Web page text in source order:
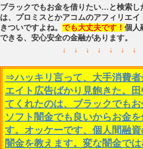
ブラックでもお金を借りたい…と検索し
は、プロミスとかアコムのアフィリエイ
きついですよね。 でも大丈夫です！ 個人
できる、安心安全の金融があります。
↓ ↓ ↓ ↓ ↓ ↓ ↓
⇒ハッキリ言って、大手消費者
エイト広告ばかり見飽きた。
てくれたのは、ブラックでもお
ソフト闇金でも良いからお金
す。オッケーです、個人間融
闇金を教えます。変な闇金で